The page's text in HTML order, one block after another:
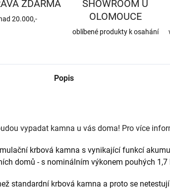
ZDARMA
20.000,-
SHOWROOM U
OLOMOUCE
oblíbené produkty k osahání
Popis
vypadat kamna u vás doma! Pro více
krbová kamna s vynikající funkcí
domů - s nominálním výkonem pouhých 1,7
standardní krbová kamna a proto se